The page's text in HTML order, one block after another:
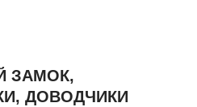
ЗАМОК,
ДОВОДЧИКИ